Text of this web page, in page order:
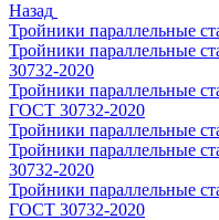
Назад
Тройники параллельные
Тройники параллельные
30732-2020
Тройники параллельные
ГОСТ 30732-2020
Тройники параллельные
Тройники
30732-2020
Тройники параллельные
ГОСТ 30732-2020